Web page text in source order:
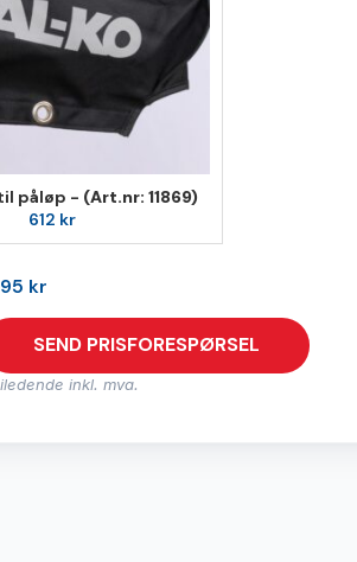
påløp - (Art.nr: 11869)
612 kr
kr
SEND PRISFORESPØRSEL
inkl. mva.